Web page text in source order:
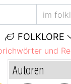
im
FOLKLORE
und
Autoren